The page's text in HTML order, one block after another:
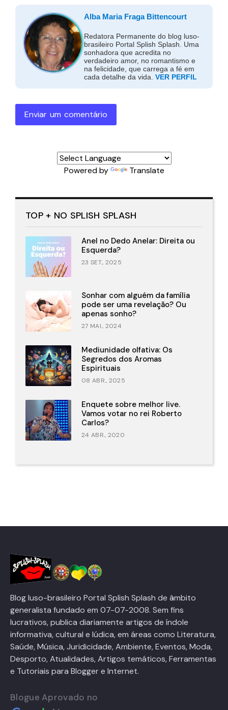
Alba Maria Fraga Bittencourt
Redatora Permanente do blog luso-
brasileiro Portal Splish Splash. Uma
sonhadora que acredita no
verdadeiro amor, no romantismo e
na felicidade, que carrega a fé em
cada detalhe da vida. VER PERFIL
Enviar um comentário
Powered by Translate
TOP + NO SPLISH SPLASH
Anel no Dedo Anelar: Direita ou
Esquerda?
23 SET., 2025
Sonhar com alguém da família
pode ser uma revelação? Ou
apenas sonho?
27 MAI., 2024
Mediunidade olfativa: Os
Segredos dos Aromas
Espirituais
08 ABR., 2025
Enquete sobre melhor live.
Vamos votar no rei Roberto
Carlos?
24 ABR., 2020
Blog luso-brasileiro Portal Splish Splash de âmbito
generalista fundado em 07-07-2008. Sem fins
lucrativos, publica diariamente artigos de índole
informativa, cultural e lúdica, em áreas como Literatura,
Saúde, Música, Juridicidade, Ambiente, Eventos, Moda,
Desporto, Atualidades, Artigos temáticos, Ferramentas
e Tutoriais para Blogger e Internet.
Blogue Aprovado no